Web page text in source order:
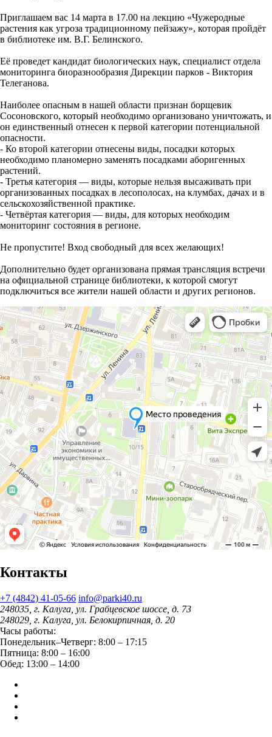
Приглашаем вас 14 марта в 17.00 на лекцию «Чужеродные
растения как угроза традиционному пейзажу», которая пройдёт
в библиотеке им. В.Г. Белинского.
Её проведет кандидат биологических наук, специалист отдела
мониторинга биоразнообразия Дирекции парков - Виктория
Телеганова.
Наиболее опасным в нашей области признан борщевик
Сосоновского, который необходимо организовано уничтожать, и
он единственный отнесен к первой категории потенциальной
опасности.
- Ко второй категории отнесены виды, посадки которых
необходимо планомерно заменять посадками аборигенных
растений.
- Третья категория — виды, которые нельзя высаживать при
организованных посадках в лесополосах, на клумбах, дачах и в
сельскохозяйственной практике.
- Четвёртая категория — виды, для которых необходим
мониторинг состояния в регионе.
Не пропустите! Вход свободный для всех желающих!
Дополнительно будет организована прямая трансляция встречи
на официальной странице библиотеки, к которой смогут
подключиться все жители нашей области и других регионов.
Контакты
+7 (4842) 41-05-66 info@parki40.ru
248035, г. Калуга, ул. Грабцевское шоссе, д. 73
248029, г. Калуга, ул. Белокирпичная, д. 20
Часы работы:
Понедельник–Четверг: 8:00 – 17:15
Пятница: 8:00 – 16:00
Обед: 13:00 – 14:00